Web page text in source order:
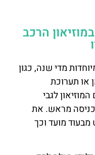
הרכב
מדי שנה, כגון
או תערוכת
לגבי
כניסה מראש. את
מבעוד מועד וכך